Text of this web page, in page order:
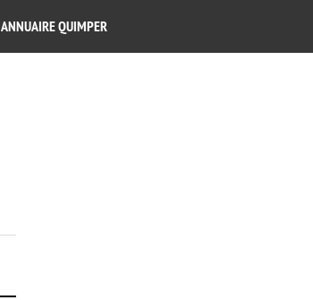
ANNUAIRE QUIMPER